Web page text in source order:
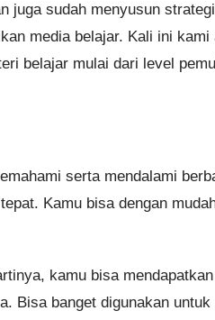
juga sudah menyusun
media belajar. Kali ini
belajar mulai dari level
serta mendalami
Kamu bisa dengan
kamu bisa
Bisa banget digunakan